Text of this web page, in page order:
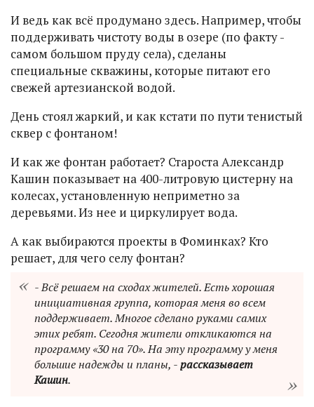
И ведь как всё продумано здесь. Например, чтобы
поддерживать чистоту воды в озере (по факту -
самом большом пруду села), сделаны
специальные скважины, которые питают его
свежей артезианской водой.
День стоял жаркий, и как кстати по пути тенистый
сквер с фонтаном!
И как же фонтан работает? Староста Александр
Кашин показывает на 400-литровую цистерну на
колесах, установленную неприметно за
деревьями. Из нее и циркулирует вода.
А как выбираются проекты в Фоминках? Кто
решает, для чего селу фонтан?
- Всё решаем на сходах жителей. Есть хорошая
инициативная группа, которая меня во всем
поддерживает. Многое сделано руками самих
этих ребят. Сегодня жители откликаются на
программу «30 на 70». На эту программу у меня
большие надежды и планы, -рассказывает
Кашин.